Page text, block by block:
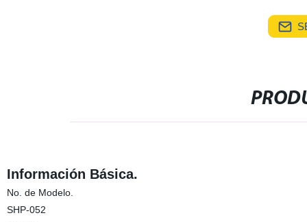
Información Básica.
No. de Modelo.
SHP-052